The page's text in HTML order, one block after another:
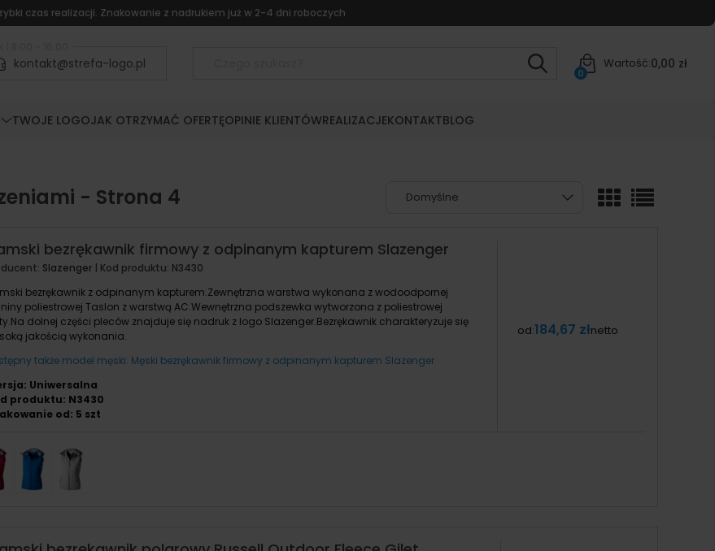
czas realizacji. Znakowanie z nadrukiem już w 2-4 dni roboczych
kontakt@strefa-logo.pl Wartość:0,00 zł
0
TWOJE LOGOJAK OTRZYMAĆ OFERTĘOPINIE KLIENTÓWREALIZACJEKONTAKTBLOG
- Strona 4
bezrękawnik firmowy z odpinanym kapturem Slazenger
Slazenger | Kod produktu: N3430
bezrękawnik z odpinanym kapturem.Zewnętrzna warstwa wykonana z wodoodpornej
poliestrowej Taslon z warstwą AC.Wewnętrzna podszewka wytworzona z poliestrowej
dolnej części pleców znajduje się nadruk z logo Slazenger.Bezrękawnik charakteryzuje się
jakością wykonania.
także model męski: Męski bezrękawnik firmowy z odpinanym kapturem Slazenger
Uniwersalna
produktu: N3430
od: 5 szt
od:184,67 złnetto